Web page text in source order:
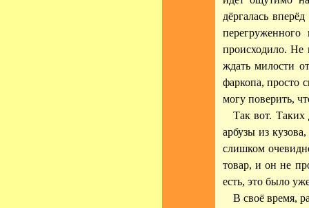
дёргалась
происходило. Не
ждать милости
фаркопа, просто
могу поверить,
Так вот. Таких
арбузы из
слишком
товар, и он не
есть, это было
В своё время,